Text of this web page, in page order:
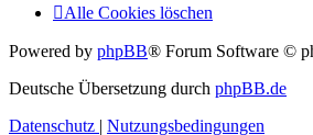
Alle Cookies löschen
Powered by phpBB® Forum Software ©
Deutsche Übersetzung durch phpBB.de
Datenschutz | Nutzungsbedingungen